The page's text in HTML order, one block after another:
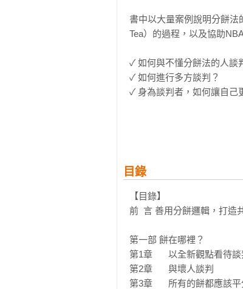
書中以大量案例說明分餅法
Tea）的過程，以及協助
✓ 如何與不懂分餅法的人談
✓ 如何進行多方談判？
✓ 身為談判者，如何讓自己
各界好評
「透過本書，你也可以學
事長兼執行長
「無論你的談判風險有多
NBA總裁
「我會和坐在我諮商室沙
目錄
【目錄】
前  言 善用分餅邏輯，打造
第一部 餅在哪裡？
第1章	以全新觀點看待談判
第2章	與壞人談判
第3章	所有的餅都應該平分